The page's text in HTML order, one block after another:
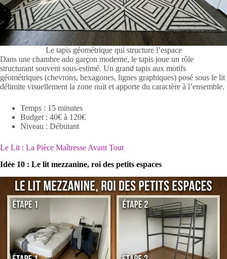
Le tapis géométrique qui structure l’espace
Dans une chambre ado garçon moderne, le tapis joue un rôle
structurant souvent sous-estimé. Un grand tapis aux motifs
géométriques (chevrons, hexagones, lignes graphiques) posé sous le lit
délimite visuellement la zone nuit et apporte du caractère à l’ensemble.
Temps : 15 minutes
Budget : 40€ à 120€
Niveau : Débutant
Le Lit : La Pièce Maîtresse Avant Tout
Idée 10 : Le lit mezzanine, roi des petits espaces